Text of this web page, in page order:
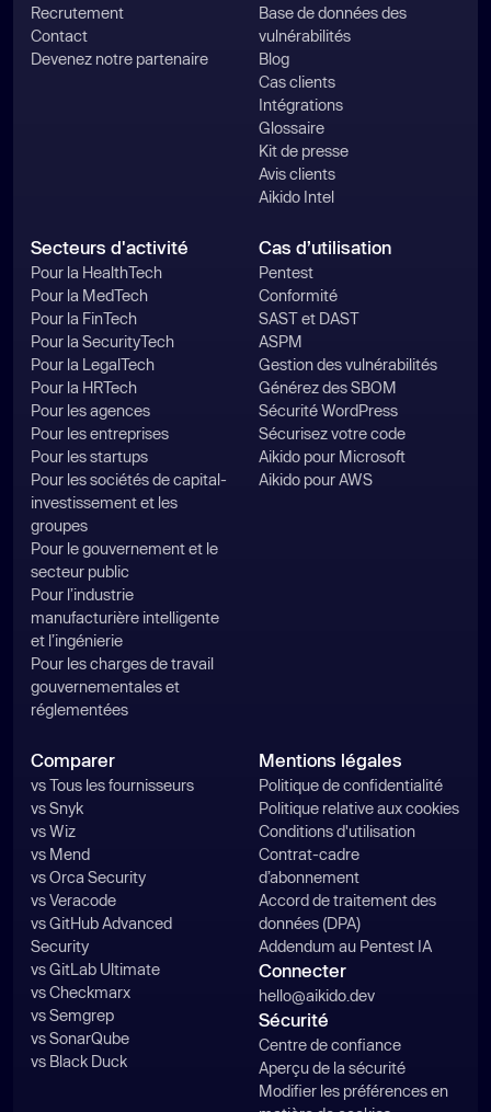
Recrutement
Contact
Devenez notre partenaire
Base de données des
vulnérabilités
Blog
Cas clients
Intégrations
Glossaire
Kit de presse
Avis clients
Aikido Intel
Secteurs d'activité
Pour la HealthTech
Pour la MedTech
Pour la FinTech
Pour la SecurityTech
Pour la LegalTech
Pour la HRTech
Pour les agences
Pour les entreprises
Pour les startups
Pour les sociétés de capital-
investissement et les
groupes
Pour le gouvernement et le
secteur public
Pour l’industrie
manufacturière intelligente
et l’ingénierie
Pour les charges de travail
gouvernementales et
réglementées
Cas d’utilisation
Pentest
Conformité
SAST et DAST
ASPM
Gestion des vulnérabilités
Générez des SBOM
Sécurité WordPress
Sécurisez votre code
Aikido pour Microsoft
Aikido pour AWS
Comparer
vs Tous les fournisseurs
vs Snyk
vs Wiz
vs Mend
vs Orca Security
vs Veracode
vs GitHub Advanced
Security
vs GitLab Ultimate
vs Checkmarx
vs Semgrep
vs SonarQube
vs Black Duck
Mentions légales
Politique de confidentialité
Politique relative aux cookies
Conditions d'utilisation
Contrat-cadre
d’abonnement
Accord de traitement des
données (DPA)
Addendum au Pentest IA
Connecter
hello@aikido.dev
Sécurité
Centre de confiance
Aperçu de la sécurité
Modifier les préférences en